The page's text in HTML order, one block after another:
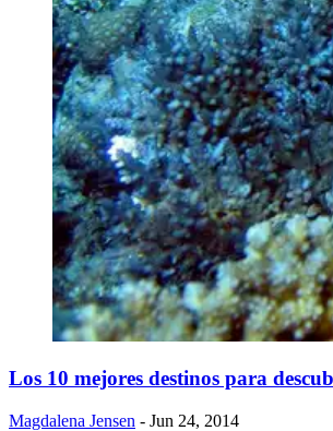
​Los 10 mejores destinos para
Magdalena Jensen - Jun 24, 2014